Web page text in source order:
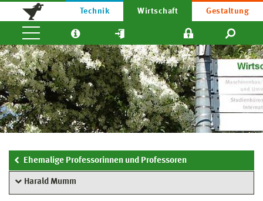
Technik Wirtschaft Gestaltung
Ehemalige Professorinnen und Professoren
Harald Mumm